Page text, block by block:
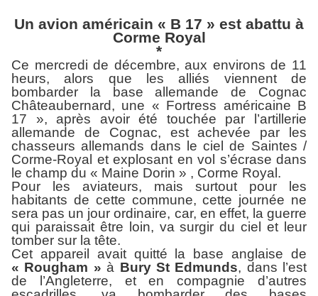
Un avion américain « B 17 » est abattu à
Corme Royal
*
Ce mercredi de décembre, aux environs de 11
heurs, alors que les alliés viennent de
bombarder la base allemande de Cognac
Châteaubernard, une « Fortress américaine B
17 », après avoir été touchée par l’artillerie
allemande de Cognac, est achevée par les
chasseurs allemands dans le ciel de Saintes /
Corme-Royal et explosant en vol s’écrase dans
le champ du « Maine Dorin » , Corme Royal.
Pour les aviateurs, mais surtout pour les
habitants de cette commune, cette journée ne
sera pas un jour ordinaire, car, en effet, la guerre
qui paraissait être loin, va surgir du ciel et leur
tomber sur la tête.
Cet appareil avait quitté la base anglaise de
« Rougham » à Bury St Edmunds, dans l’est
de l’Angleterre, et en compagnie d’autres